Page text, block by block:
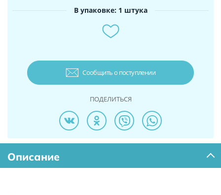
В упаковке: 1 штука
Сообщить о поступлении
ПОДЕЛИТЬСЯ
Описание